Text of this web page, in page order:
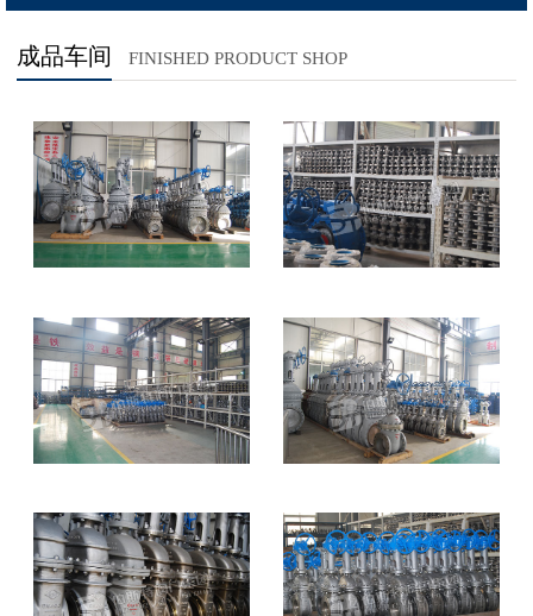
成品车间 FINISHED PRODUCT SHOP